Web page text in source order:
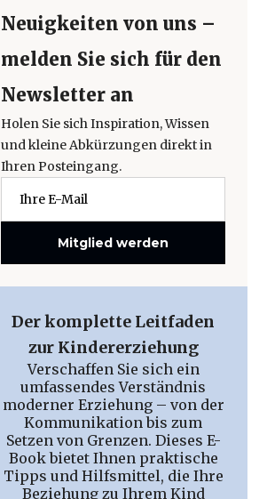
Neuigkeiten von uns –
melden Sie sich für den
Newsletter an
Holen Sie sich Inspiration, Wissen
und kleine Abkürzungen direkt in
Ihren Posteingang.
Mitglied werden
Der komplette Leitfaden
zur Kindererziehung
Verschaffen Sie sich ein
umfassendes Verständnis
moderner Erziehung – von der
Kommunikation bis zum
Setzen von Grenzen. Dieses E-
Book bietet Ihnen praktische
Tipps und Hilfsmittel, die Ihre
Beziehung zu Ihrem Kind